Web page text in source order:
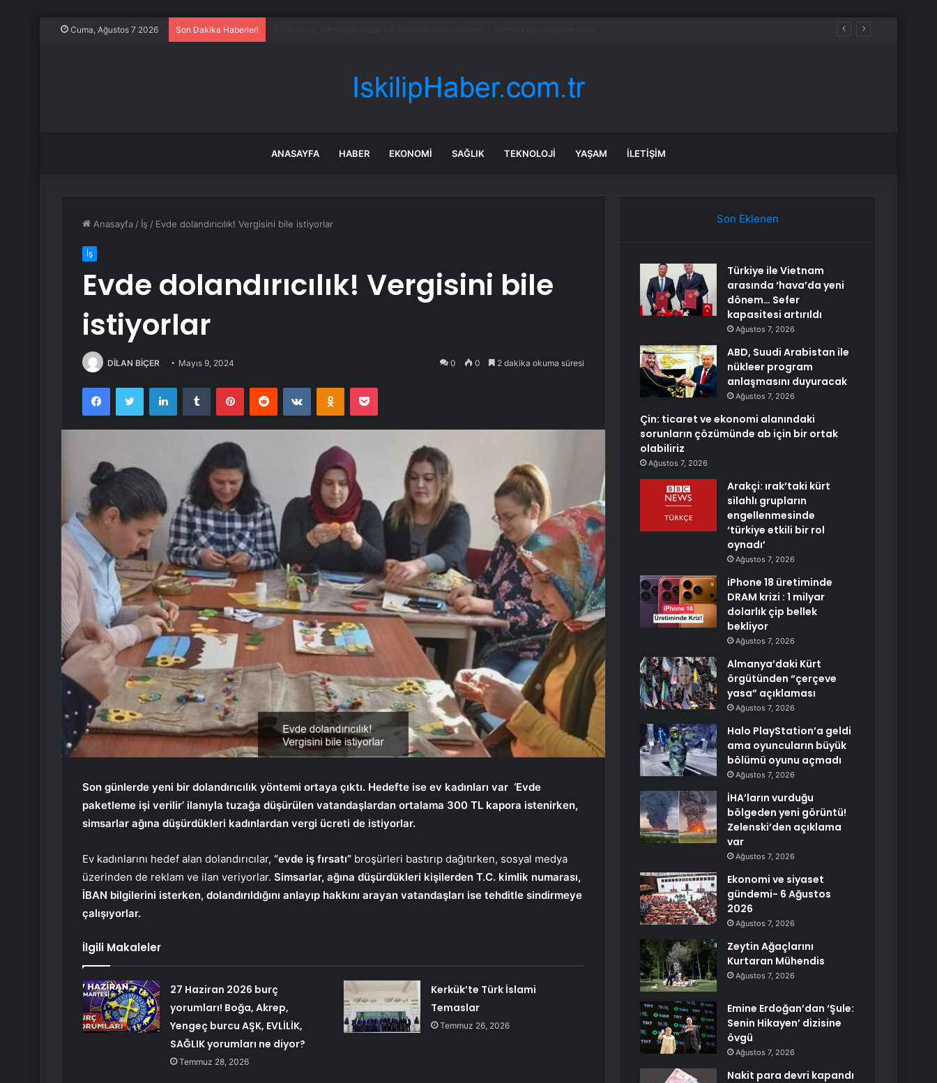
Cuma, Ağustos 7 2026 Son Dakika Haberleri
ANASAYFA HABER EKONOMI SAĞLIK TEKNOLOJI YAŞAM İLETIŞIM
Anasayfa / İş / Evde dolandırıcılık! Vergisini bile istiyorlar
İş
Evde dolandırıcılık! Vergisini bile
istiyorlar
DİLAN BİÇER Mayıs 9, 2024 0 0 2 dakika okuma süresi
FacebookTwitter LinkedInTumblr PinterestReddit VKontakteOdnoklassniki
Pocket
Son günlerde yeni bir dolandırıcılık yöntemi ortaya çıktı. Hedefte ise ev kadınları var ‘Evde
paketleme işi verilir’ ilanıyla tuzağa düşürülen vatandaşlardan ortalama 300 TL kapora istenirken,
simsarlar ağına düşürdükleri kadınlardan vergi ücreti de istiyorlar.
Ev kadınlarını hedef alan dolandırıcılar, “evde iş fırsatı” broşürleri bastırıp dağıtırken, sosyal medya
üzerinden de reklam ve ilan veriyorlar. Simsarlar, ağına düşürdükleri kişilerden T.C. kimlik numarası,
İBAN bilgilerini isterken, dolandırıldığını anlayıp hakkını arayan vatandaşları ise tehditle sindirmeye
çalışıyorlar.
İlgili Makaleler
27 Haziran 2026 burç
yorumları! Boğa, Akrep,
Yengeç burcu AŞK, EVLİLİK,
SAĞLIK yorumları ne diyor?
Temmuz 28, 2026
Kerkük’te Türk İslami
Temaslar
Temmuz 26, 2026
Son Eklenen
Türkiye ile Vietnam
arasında ‘hava’da yeni
dönem… Sefer
kapasitesi artırıldı
Ağustos 7, 2026
ABD, Suudi Arabistan ile
nükleer program
anlaşmasını duyuracak
Ağustos 7, 2026
Çin: ticaret ve ekonomi alanındaki
sorunların çözümünde ab için bir ortak
olabiliriz
Ağustos 7, 2026
Arakçi: ırak’taki kürt
silahlı grupların
engellenmesinde
‘türkiye etkili bir rol
oynadı’
Ağustos 7, 2026
iPhone 18 üretiminde
DRAM krizi : 1 milyar
dolarlık çip bellek
bekliyor
Ağustos 7, 2026
Almanya’daki Kürt
örgütünden “çerçeve
yasa” açıklaması
Ağustos 7, 2026
Halo PlayStation’a geldi
ama oyuncuların büyük
bölümü oyunu açmadı
Ağustos 7, 2026
İHA’ların vurduğu
bölgeden yeni görüntü!
Zelenski’den açıklama
var
Ağustos 7, 2026
Ekonomi ve siyaset
gündemi- 6 Ağustos
2026
Ağustos 7, 2026
Zeytin Ağaçlarını
Kurtaran Mühendis
Ağustos 7, 2026
Emine Erdoğan’dan ‘Şule:
Senin Hikayen’ dizisine
övgü
Ağustos 7, 2026
Nakit para devri kapandı